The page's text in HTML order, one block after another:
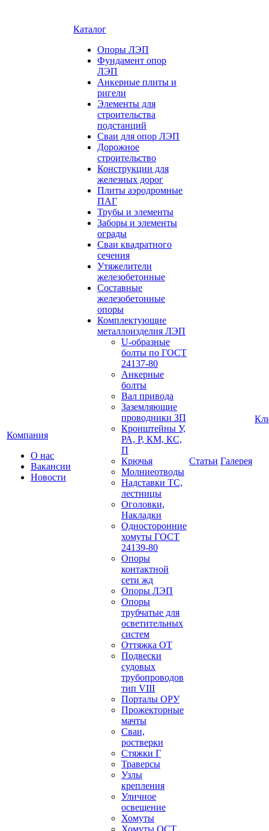
Компания
О нас
Вакансии
Новости
Каталог
Опоры ЛЭП
Фундамент опор
ЛЭП
Анкерные плиты и
ригели
Элементы для
строительства
подстанций
Сваи для опор ЛЭП
Дорожное
строительство
Конструкции для
железных дорог
Плиты аэродромные
ПАГ
Трубы и элементы
Заборы и элементы
ограды
Сваи квадратного
сечения
Утяжелители
железобетонные
Составные
железобетонные
опоры
Комплектующие
металлоизделия ЛЭП
U-образные
болты по ГОСТ
24137-80
Анкерные
болты
Вал привода
Заземляющие
проводники ЗП
Кронштейны У,
РА, Р, КМ, КС,
П
Крючья
Молниеотводы
Надставки ТС,
лестницы
Оголовки,
Накладки
Односторонние
хомуты ГОСТ
24139-80
Опоры
контактной
сети жд
Опоры ЛЭП
Опоры
трубчатые для
осветительных
систем
Оттяжка ОТ
Подвески
судовых
трубопроводов
тип VIII
Порталы ОРУ
Прожекторные
мачты
Сваи,
ростверки
Стяжки Г
Траверсы
Узлы
крепления
Уличное
освещение
Хомуты
Хомуты ОСТ
Статьи Галерея